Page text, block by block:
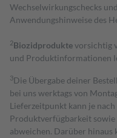
Wechselwirkungschecks
Anwendungshinweise des
2Biozidproduktevorsichtig
und Produktinformationen
3Die Übergabe deiner
bei uns werktags von
Lieferzeitpunkt kann je
Produktverfügbarkeit
abweichen. Darüber hinaus